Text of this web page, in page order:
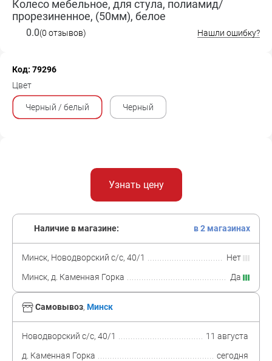
Колесо мебельное, для стула, полиамид/
прорезиненное, (50мм), белое
0.0(0 отзывов) Нашли ошибку?
Код: 79296
Цвет
Черный / белый Черный
Узнать цену
Самовывоз, Минск
Новодворский с/с, 40/1
11 августа
д. Каменная Горка
сегодня
Наличие в магазине: в 2 магазинах
Минск, Новодворский с/с, 40/1
Нет
Минск, д. Каменная Горка
Да